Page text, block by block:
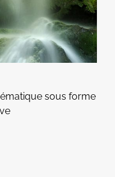
sous forme